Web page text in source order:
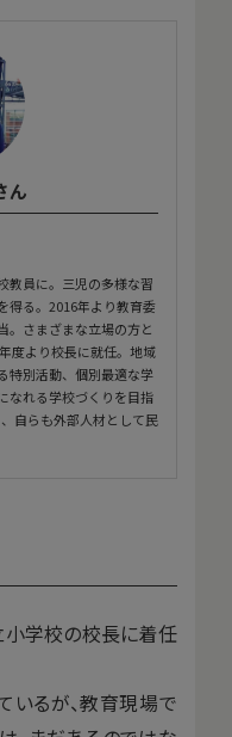
ん
教員に。三児の多様な習
得る。2016年より教育委
。さまざまな立場の方と
度より校長に就任。地域
特別活動、個別最適な学
なれる学校づくりを目指
自らも外部人材として民
学校の校長に着任
いるが、教育現場で